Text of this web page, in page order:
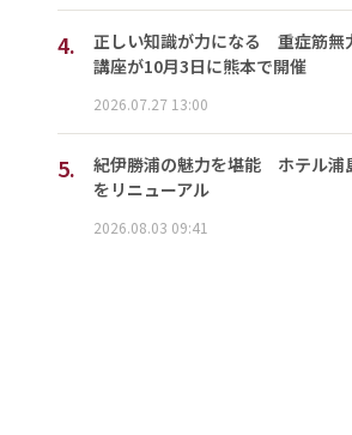
4.
正しい知識が力になる 重症筋無
講座が10月3日に熊本で開催
2026.07.27 13:00
5.
紀伊勝浦の魅力を堪能 ホテル浦
をリニューアル
2026.08.03 09:41